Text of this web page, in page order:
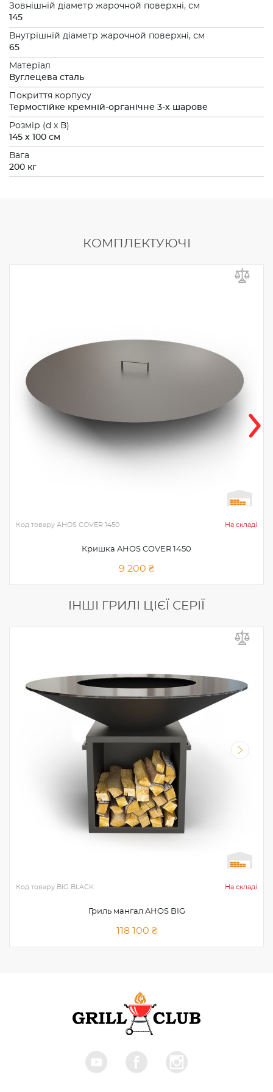
Зовнішній діаметр жарочной поверхні, см
145
Внутрішній діаметр жарочной поверхні, см
65
Матеріал
Вуглецева сталь
Покриття корпусу
Термостійке кремній-органічне 3-х шарове
Розмiр (d x В)
145 x 100 см
Вага
200 кг
КОМПЛЕКТУЮЧІ
Код товару AHOS COVER 1450 На складі
Кришка AHOS COVER 1450
9 200 ₴
IНШІ ГРИЛІ ЦІЄЇ СЕРІЇ
Код товару BIG BLACK На складі
Гриль мангал AHOS BIG
118 100 ₴